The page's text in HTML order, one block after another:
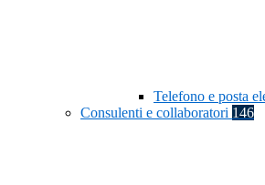
Telefono e posta
Consulenti e collaboratori 146